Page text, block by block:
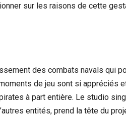
sur les raisons de cette
des combats navals qui
de jeu sont si appréciés
à part entière. Le studio
entités, prend la tête du